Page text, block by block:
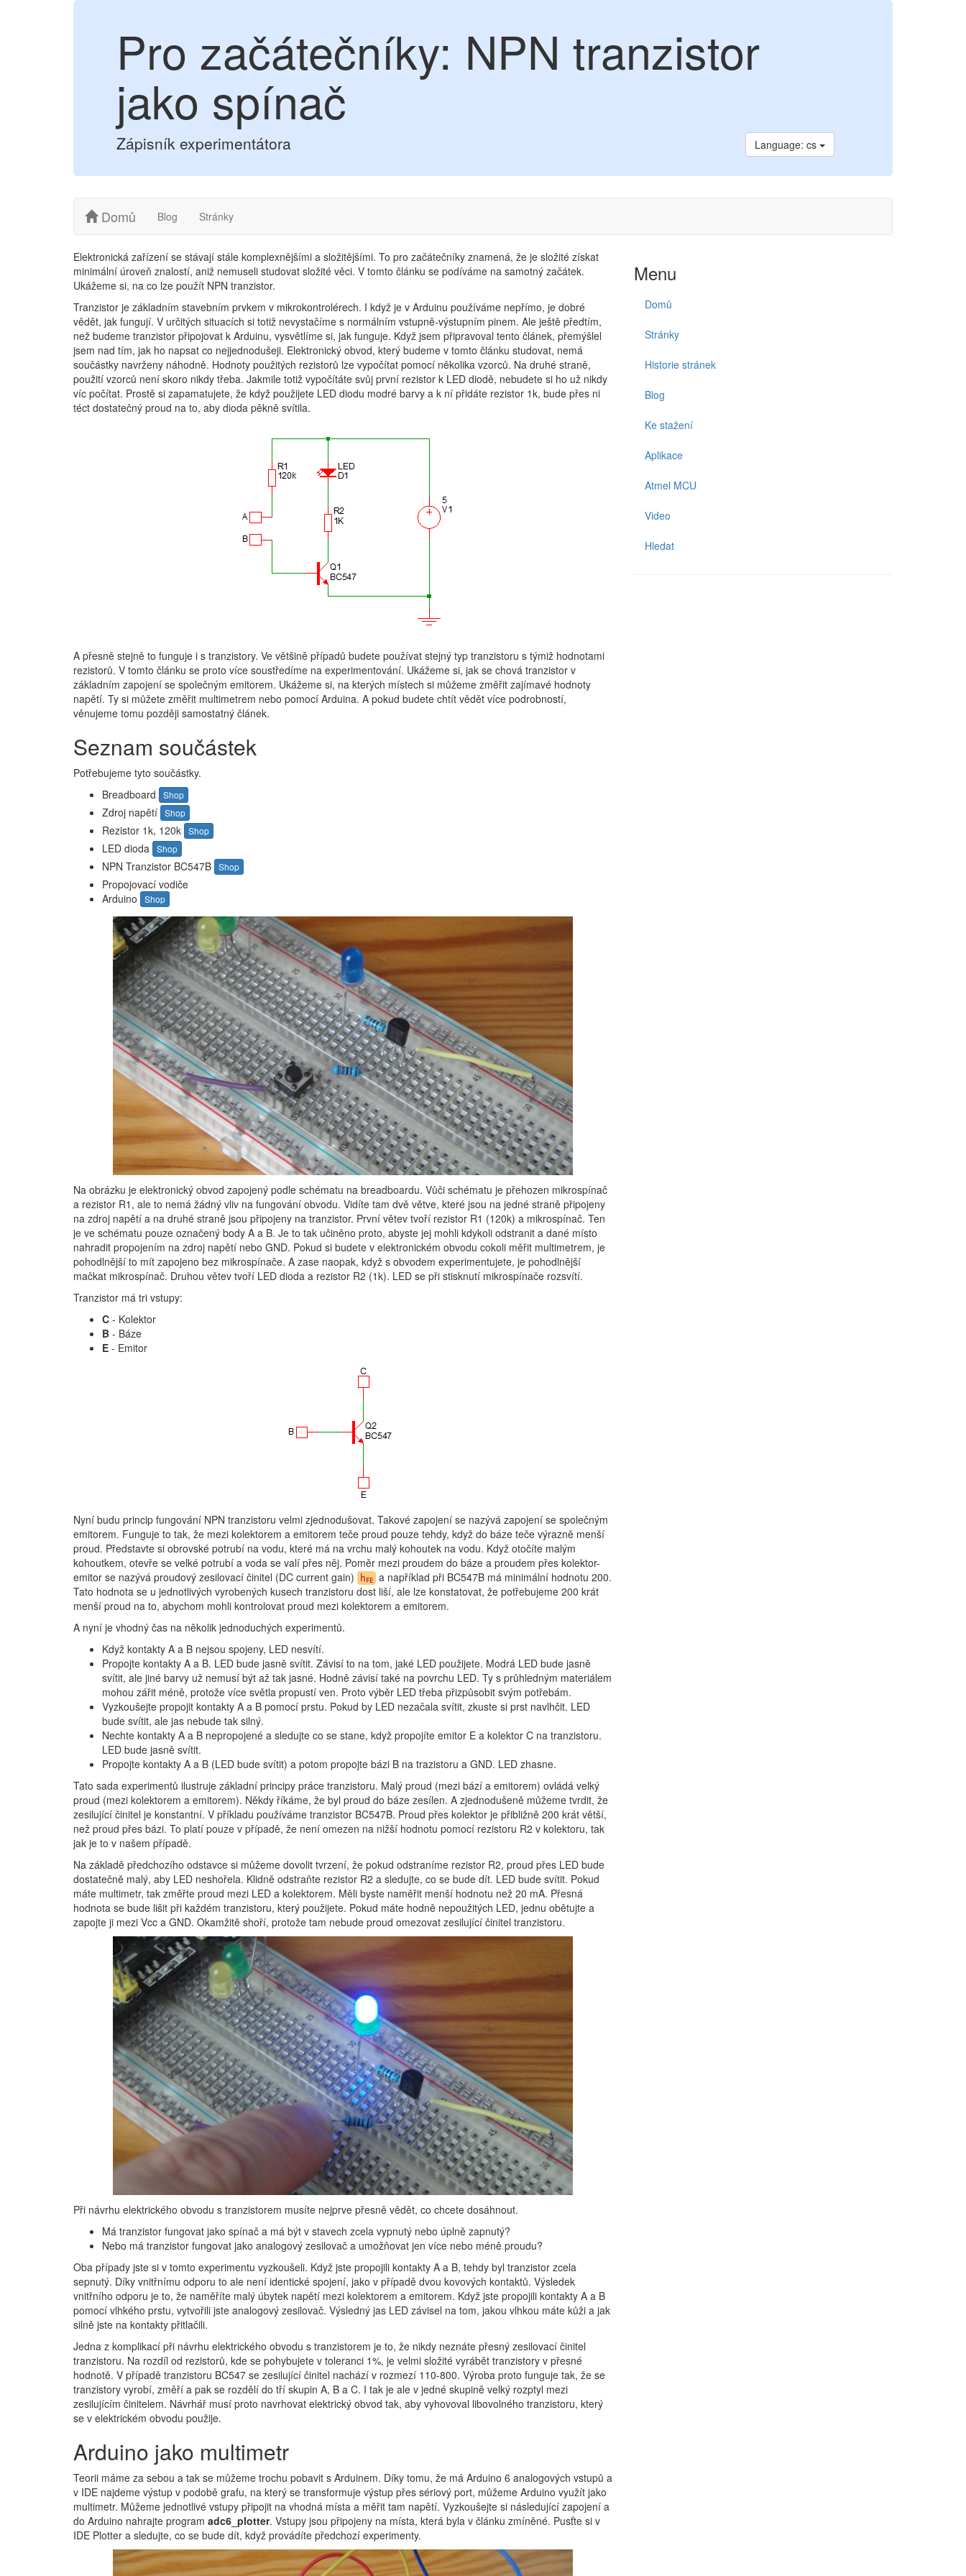
Pro začátečníky: NPN tranzistor
jako spínač
Zápisník experimentátora Language: cs
Domů Blog Stránky
Elektronická zařízení se stávají stále komplexnějšími a složitějšími. To pro začátečníky znamená, že je složité získat
minimální úroveň znalostí, aniž nemuseli studovat složité věci. V tomto článku se podíváme na samotný začátek.
Ukážeme si, na co lze použít NPN tranzistor.
Tranzistor je základním stavebním prvkem v mikrokontrolérech. I když je v Arduinu používáme nepřímo, je dobré
vědět, jak fungují. V určitých situacích si totiž nevystačíme s normálním vstupně-výstupním pinem. Ale ještě předtím,
než budeme tranzistor připojovat k Arduinu, vysvětlíme si, jak funguje. Když jsem připravoval tento článek, přemýšlel
jsem nad tím, jak ho napsat co nejjednodušeji. Elektronický obvod, který budeme v tomto článku studovat, nemá
součástky navrženy náhodně. Hodnoty použitých rezistorů lze vypočítat pomocí několika vzorců. Na druhé straně,
použití vzorců není skoro nikdy třeba. Jakmile totiž vypočítáte svůj první rezistor k LED diodě, nebudete si ho už nikdy
víc počítat. Prostě si zapamatujete, že když použijete LED diodu modré barvy a k ní přidáte rezistor 1k, bude přes ni
téct dostatečný proud na to, aby dioda pěkně svítila.
A přesně stejně to funguje i s tranzistory. Ve většině případů budete používat stejný typ tranzistoru s týmiž hodnotami
rezistorů. V tomto článku se proto více soustředíme na experimentování. Ukážeme si, jak se chová tranzistor v
základním zapojení se společným emitorem. Ukážeme si, na kterých místech si můžeme změřit zajímavé hodnoty
napětí. Ty si můžete změřit multimetrem nebo pomocí Arduina. A pokud budete chtít vědět více podrobností,
věnujeme tomu později samostatný článek.
Seznam součástek
Potřebujeme tyto součástky.
Breadboard
Shop
Zdroj napětí Shop
Rezistor 1k, 120k Shop
LED dioda Shop
NPN Tranzistor BC547B Shop
Propojovací vodiče
Arduino
Shop
Na obrázku je elektronický obvod zapojený podle schématu na breadboardu. Vůči schématu je přehozen mikrospínač
a rezistor R1, ale to nemá žádný vliv na fungování obvodu. Vidíte tam dvě větve, které jsou na jedné straně připojeny
na zdroj napětí a na druhé straně jsou připojeny na tranzistor. První větev tvoří rezistor R1 (120k) a mikrospínač. Ten
je ve schématu pouze označený body A a B. Je to tak učiněno proto, abyste jej mohli kdykoli odstranit a dané místo
nahradit propojením na zdroj napětí nebo GND. Pokud si budete v elektronickém obvodu cokoli měřit multimetrem, je
pohodlnější to mít zapojeno bez mikrospínače. A zase naopak, když s obvodem experimentujete, je pohodlnější
mačkat mikrospínač. Druhou větev tvoří LED dioda a rezistor R2 (1k). LED se při stisknutí mikrospínače rozsvítí.
Tranzistor má tri vstupy:
C - Kolektor
B - Báze
E - Emitor
Nyní budu princip fungování NPN tranzistoru velmi zjednodušovat. Takové zapojení se nazývá zapojení se společným
emitorem. Funguje to tak, že mezi kolektorem a emitorem teče proud pouze tehdy, když do báze teče výrazně menší
proud. Představte si obrovské potrubí na vodu, které má na vrchu malý kohoutek na vodu. Když otočíte malým
kohoutkem, otevře se velké potrubí a voda se valí přes něj. Poměr mezi proudem do báze a proudem přes kolektor-
emitor se nazývá proudový zesilovací činitel (DC current gain)
h FE
a například při BC547B má minimální hodnotu 200.
Tato hodnota se u jednotlivých vyrobených kusech tranzistoru dost liší, ale lze konstatovat, že potřebujeme 200 krát
menší proud na to, abychom mohli kontrolovat proud mezi kolektorem a emitorem.
A nyní je vhodný čas na několik jednoduchých experimentů.
Když kontakty A a B nejsou spojeny, LED nesvítí.
Propojte kontakty A a B. LED bude jasně svítit. Závisí to na tom, jaké LED použijete. Modrá LED bude jasně
svítit, ale jiné barvy už nemusí být až tak jasné. Hodně závisí také na povrchu LED. Ty s průhledným materiálem
mohou zářit méně, protože více světla propustí ven. Proto výběr LED třeba přizpůsobit svým potřebám.
Vyzkoušejte propojit kontakty A a B pomocí prstu. Pokud by LED nezačala svítit, zkuste si prst navlhčit. LED
bude svítit, ale jas nebude tak silný.
Nechte kontakty A a B nepropojené a sledujte co se stane, když propojíte emitor E a kolektor C na tranzistoru.
LED bude jasně svítit.
Propojte kontakty A a B (LED bude svítit) a potom propojte bázi B na trazistoru a GND. LED zhasne.
Tato sada experimentů ilustruje základní principy práce tranzistoru. Malý proud (mezi bází a emitorem) ovládá velký
proud (mezi kolektorem a emitorem). Někdy říkáme, že byl proud do báze zesílen. A zjednodušeně můžeme tvrdit, že
zesilující činitel je konstantní. V příkladu používáme tranzistor BC547B. Proud přes kolektor je přibližně 200 krát větší,
než proud přes bázi. To platí pouze v případě, že není omezen na nižší hodnotu pomocí rezistoru R2 v kolektoru, tak
jak je to v našem případě.
Na základě předchozího odstavce si můžeme dovolit tvrzení, že pokud odstraníme rezistor R2, proud přes LED bude
dostatečně malý, aby LED neshořela. Klidně odstraňte rezistor R2 a sledujte, co se bude dít. LED bude svítit. Pokud
máte multimetr, tak změřte proud mezi LED a kolektorem. Měli byste naměřit menší hodnotu než 20 mA. Přesná
hodnota se bude lišit při každém tranzistoru, který použijete. Pokud máte hodně nepoužitých LED, jednu obětujte a
zapojte ji mezi Vcc a GND. Okamžitě shoří, protože tam nebude proud omezovat zesilující činitel tranzistoru.
Při návrhu elektrického obvodu s tranzistorem musíte nejprve přesně vědět, co chcete dosáhnout.
Má tranzistor fungovat jako spínač a má být v stavech zcela vypnutý nebo úplně zapnutý?
Nebo má tranzistor fungovat jako analogový zesilovač a umožňovat jen více nebo méně proudu?
Oba případy jste si v tomto experimentu vyzkoušeli. Když jste propojili kontakty A a B, tehdy byl tranzistor zcela
sepnutý. Díky vnitřnímu odporu to ale není identické spojení, jako v případě dvou kovových kontaktů. Výsledek
vnitřního odporu je to, že naměříte malý úbytek napětí mezi kolektorem a emitorem. Když jste propojili kontakty A a B
pomocí vlhkého prstu, vytvořili jste analogový zesilovač. Výsledný jas LED závisel na tom, jakou vlhkou máte kůži a jak
silně jste na kontakty přitlačili.
Jedna z komplikací při návrhu elektrického obvodu s tranzistorem je to, že nikdy neznáte přesný zesilovací činitel
tranzistoru. Na rozdíl od rezistorů, kde se pohybujete v toleranci 1%, je velmi složité vyrábět tranzistory v přesné
hodnotě. V případě tranzistoru BC547 se zesilující činitel nachází v rozmezí 110-800. Výroba proto funguje tak, že se
tranzistory vyrobí, změří a pak se rozdělí do tří skupin A, B a C. I tak je ale v jedné skupině velký rozptyl mezi
zesilujícím činitelem. Návrhář musí proto navrhovat elektrický obvod tak, aby vyhovoval libovolného tranzistoru, který
se v elektrickém obvodu použije.
Arduino jako multimetr
Teorii máme za sebou a tak se můžeme trochu pobavit s Arduinem. Díky tomu, že má Arduino 6 analogových vstupů a
v IDE najdeme výstup v podobě grafu, na který se transformuje výstup přes sériový port, můžeme Arduino využít jako
multimetr. Můžeme jednotlivé vstupy připojit na vhodná místa a měřit tam napětí. Vyzkoušejte si následující zapojení a
do Arduino nahrajte program adc6_plotter. Vstupy jsou připojeny na místa, která byla v článku zmíněné. Pusťte si v
IDE Plotter a sledujte, co se bude dít, když provádíte předchozí experimenty.
Menu
Domů
Stránky
Historie stránek
Blog
Ke stažení
Aplikace
Atmel MCU
Video
Hledat